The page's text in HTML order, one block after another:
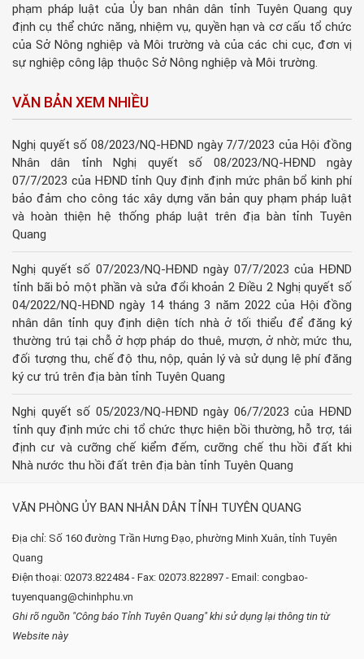
phạm pháp luật của Ủy ban nhân dân tỉnh Tuyên Quang quy
định cụ thể chức năng, nhiệm vụ, quyền hạn và cơ cấu tổ chức
của Sở Nông nghiệp và Môi trường và của các chi cục, đơn vị
sự nghiệp công lập thuộc Sở Nông nghiệp và Môi trường.
VĂN BẢN XEM NHIỀU
Nghị quyết số 08/2023/NQ-HĐND ngày 7/7/2023 của Hội đồng
Nhân dân tỉnh Nghị quyết số 08/2023/NQ-HĐND ngày
07/7/2023 của HĐND tỉnh Quy định định mức phân bổ kinh phí
bảo đảm cho công tác xây dựng văn bản quy phạm pháp luật
và hoàn thiện hệ thống pháp luật trên địa bàn tỉnh Tuyên
Quang
Nghị quyết số 07/2023/NQ-HĐND ngày 07/7/2023 của HĐND
tỉnh bãi bỏ một phần và sửa đổi khoản 2 Điều 2 Nghị quyết số
04/2022/NQ-HĐND ngày 14 tháng 3 năm 2022 của Hội đồng
nhân dân tỉnh quy định diện tích nhà ở tối thiểu để đăng ký
thường trú tại chỗ ở hợp pháp do thuê, mượn, ở nhờ; mức thu,
đối tượng thu, chế độ thu, nộp, quản lý và sử dụng lệ phí đăng
ký cư trú trên địa bàn tỉnh Tuyên Quang
Nghị quyết số 05/2023/NQ-HĐND ngày 06/7/2023 của HĐND
tỉnh quy định mức chi tổ chức thực hiện bồi thường, hỗ trợ, tái
định cư và cưỡng chế kiểm đếm, cưỡng chế thu hồi đất khi
Nhà nước thu hồi đất trên địa bàn tỉnh Tuyên Quang
VĂN PHÒNG ỦY BAN NHÂN DÂN TỈNH TUYÊN QUANG
Địa chỉ: Số 160 đường Trần Hưng Đạo, phường Minh Xuân, tỉnh Tuyên
Quang
Điện thoại: 02073.822484 - Fax: 02073.822897 - Email: congbao-
tuyenquang@chinhphu.vn
Ghi rõ nguồn "Công báo Tỉnh Tuyên Quang" khi sử dụng lại thông tin từ
Website này